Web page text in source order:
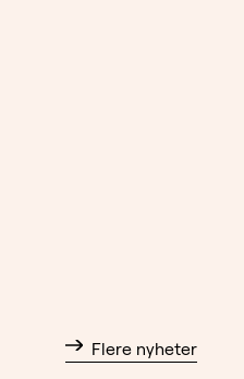
Flere nyheter